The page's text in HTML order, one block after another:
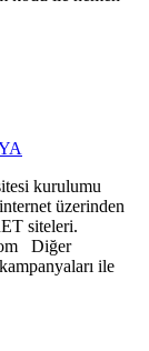
kurulumu
üzerinden
siteleri.
Diğer
ile